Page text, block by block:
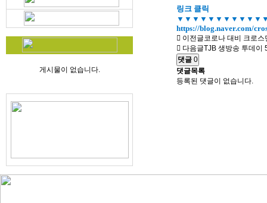
게시물이 없습니다.
링크 클릭
▼ ▼​ ▼​ ▼▼​▼​​ ▼▼​▼​​
https://blog.naver.com/
이전글코로나 대비 크로
다음글TJB 생방송 투데이
댓글 0
댓글목록
등록된 댓글이 없습니다.